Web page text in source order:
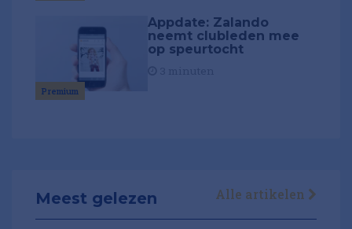
Premium
Appdate: Zalando
neemt clubleden mee
op speurtocht
Meest gelezen Alle artikelen